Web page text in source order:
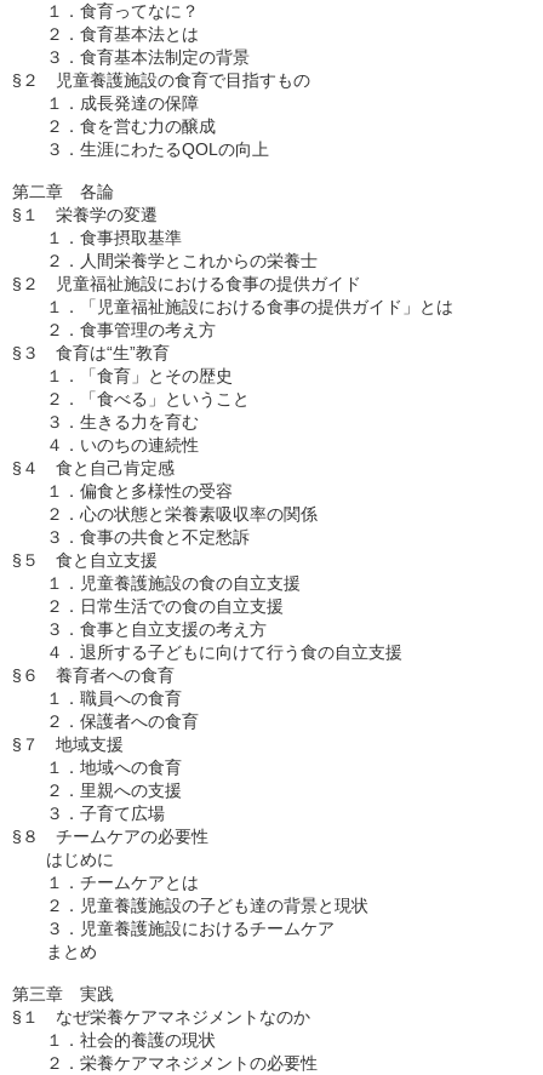
１．食育ってなに？
２．食育基本法とは
３．食育基本法制定の背景
§２　児童養護施設の食育で目指すもの
１．成長発達の保障
２．食を営む力の醸成
３．生涯にわたるQOLの向上
第二章　各論
§１　栄養学の変遷
１．食事摂取基準
２．人間栄養学とこれからの栄養士
§２　児童福祉施設における食事の提供ガイド
１．「児童福祉施設における食事の提供ガイド」とは
２．食事管理の考え方
§３　食育は“生”教育
１．「食育」とその歴史
２．「食べる」ということ
３．生きる力を育む
４．いのちの連続性
§４　食と自己肯定感
１．偏食と多様性の受容
２．心の状態と栄養素吸収率の関係
３．食事の共食と不定愁訴
§５　食と自立支援
１．児童養護施設の食の自立支援
２．日常生活での食の自立支援
３．食事と自立支援の考え方
４．退所する子どもに向けて行う食の自立支援
§６　養育者への食育
１．職員への食育
２．保護者への食育
§７　地域支援
１．地域への食育
２．里親への支援
３．子育て広場
§８　チームケアの必要性
はじめに
１．チームケアとは
２．児童養護施設の子ども達の背景と現状
３．児童養護施設におけるチームケア
まとめ
第三章　実践
§１　なぜ栄養ケアマネジメントなのか
１．社会的養護の現状
２．栄養ケアマネジメントの必要性